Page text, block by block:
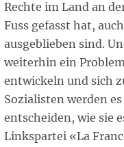
Rechte im Land an
Fuss gefasst hat,
ausgeblieben sind.
weiterhin ein
entwickeln und sich
Sozialisten werden
entscheiden, wie sie
Linkspartei «La